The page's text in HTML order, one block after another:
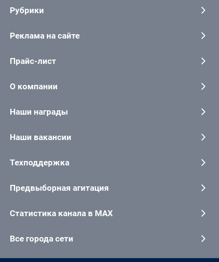
Рубрики
Реклама на сайте
Прайс-лист
О компании
Наши награды
Наши вакансии
Техподдержка
Предвыборная агитация
Статистика канала в MAX
Все города сети